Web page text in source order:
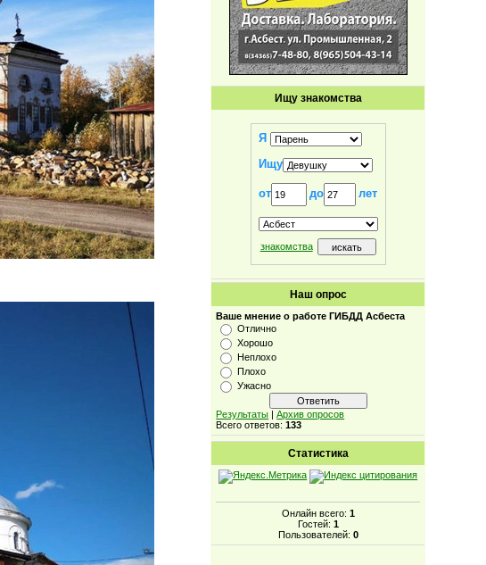
Ищу знакомства
Я
Ищу
от до лет
знакомства
Наш опрос
Ваше мнение о работе ГИБДД Асбеста
Отлично
Хорошо
Неплохо
Плохо
Ужасно
Результаты |Архив опросов
Всего ответов:133
Статистика
Онлайн всего: 1
Гостей: 1
Пользователей: 0